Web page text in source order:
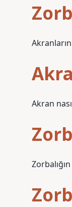
Akran